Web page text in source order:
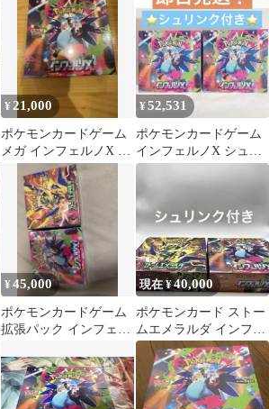
リンクあり
¥21,000
ポケモンカードゲーム
メガ インフェルノX 新
品未開封 ボックス
¥52,531
ポケモンカードゲーム
インフェルノX シュリ
ンク付き2BOX
¥45,000
ポケモンカードゲーム
拡張パック インフェル
ンク付き
現在 ¥40,000
ポケモンカード ストー
ムエメラルダ インフェ
ルノX 2BOX